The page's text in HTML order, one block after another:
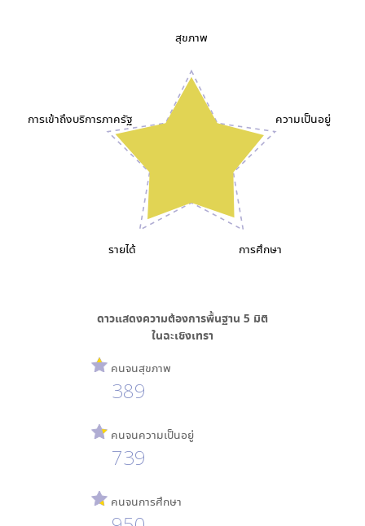
สุขภาพ
ความเป็นอยู่
การศึกษา
รายได้
การเข้าถึงบริการภาครัฐ
ดาวแสดงความต้องการพื้นฐาน 5 มิติ
ในฉะเชิงเทรา
คนจนสุขภาพ
389
คนจนความเป็นอยู่
739
คนจนการศึกษา